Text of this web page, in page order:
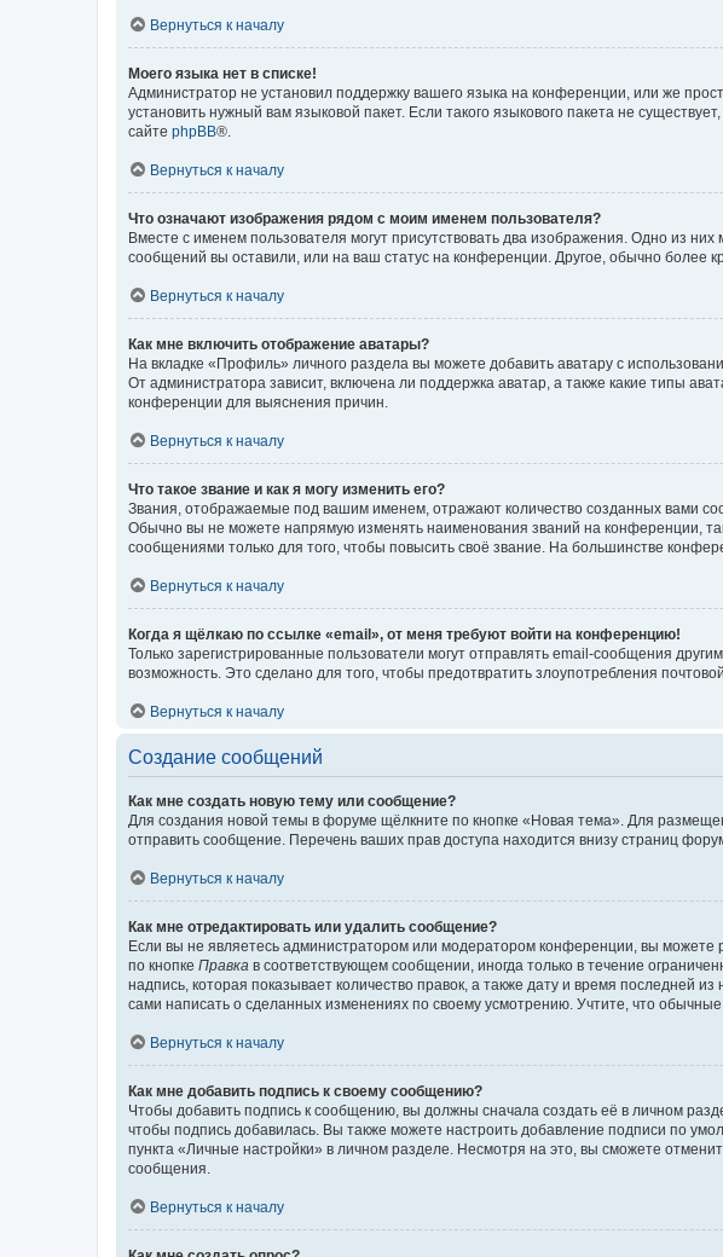
Вернуться к началу
Моего языка нет в списке!
Администратор не установил поддержку вашего языка на конференции, или же
установить нужный вам языковой пакет. Если такого языкового пакета не
сайте phpBB®.
Вернуться к началу
Что означают изображения рядом с моим именем пользователя?
Вместе с именем пользователя могут присутствовать два изображения. Одно из
сообщений вы оставили, или на ваш статус на конференции. Другое, обычно более
Вернуться к началу
Как мне включить отображение аватары?
На вкладке «Профиль» личного раздела вы можете добавить аватару с
От администратора зависит, включена ли поддержка аватар, а также какие типы
конференции для выяснения причин.
Вернуться к началу
Что такое звание и как я могу изменить его?
Звания, отображаемые под вашим именем, отражают количество созданных вами
Обычно вы не можете напрямую изменять наименования званий на конференции,
сообщениями только для того, чтобы повысить своё звание. На большинстве
Вернуться к началу
Когда я щёлкаю по ссылке «email», от меня требуют войти на конференцию!
Только зарегистрированные пользователи могут отправлять email-сообщения
возможность. Это сделано для того, чтобы предотвратить злоупотребления
Вернуться к началу
Создание сообщений
Как мне создать новую тему или сообщение?
Для создания новой темы в форуме щёлкните по кнопке «Новая тема». Для
отправить сообщение. Перечень ваших прав доступа находится внизу страниц
Вернуться к началу
Как мне отредактировать или удалить сообщение?
Если вы не являетесь администратором или модератором конференции, вы
по кнопке Правка в соответствующем сообщении, иногда только в течение
надпись, которая показывает количество правок, а также дату и время последней
сами написать о сделанных изменениях по своему усмотрению. Учтите, что
Вернуться к началу
Как мне добавить подпись к своему сообщению?
Чтобы добавить подпись к сообщению, вы должны сначала создать её в личном
чтобы подпись добавилась. Вы также можете настроить добавление подписи по
пункта «Личные настройки» в личном разделе. Несмотря на это, вы сможете
сообщения.
Вернуться к началу